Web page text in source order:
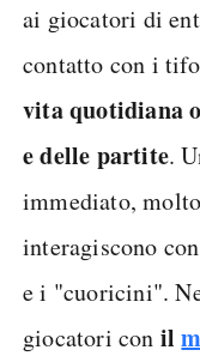
ai giocatori di
contatto con i
vita quotidiana
e delle partite.
immediato,
interagiscono
e i "cuoricini".
giocatori con il